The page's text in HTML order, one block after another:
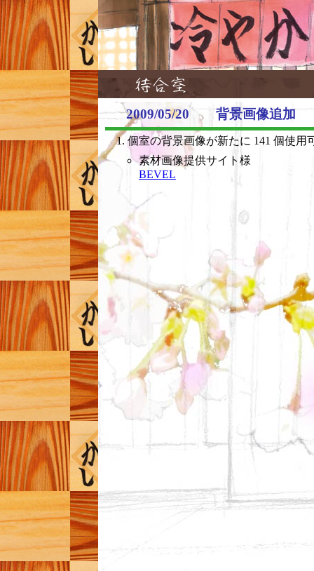
2009/05/20 背景画像追加
個室の背景画像が新たに 141 個使用
素材画像提供サイト様
BEVEL